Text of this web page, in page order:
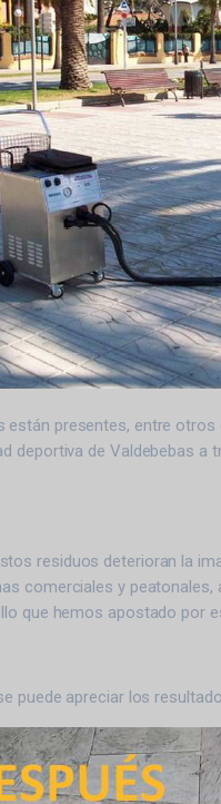
están presentes, entre
deportiva de Valdebebas a
residuos deterioran la
comerciales y peatonales,
que hemos apostado por
puede apreciar los